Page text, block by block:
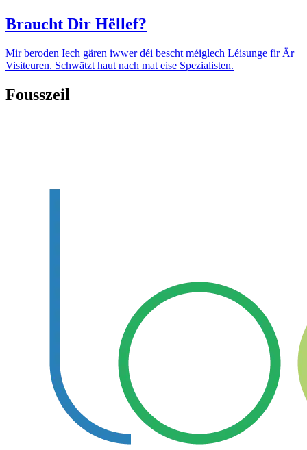
Braucht Dir Hëllef?
Mir beroden Iech gären iwwer déi bescht méiglech Léisunge fir Är
Visiteuren. Schwätzt haut nach mat eise Spezialisten.
Fousszeil